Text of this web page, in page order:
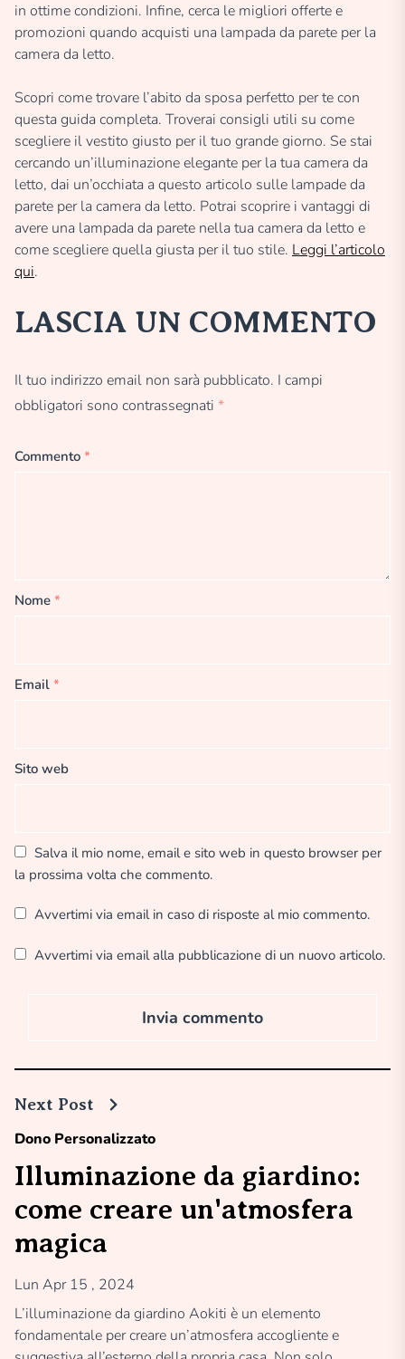
in ottime condizioni. Infine, cerca le migliori offerte e
promozioni quando acquisti una lampada da parete per la
camera da letto.
Scopri come trovare l’abito da sposa perfetto per te con
questa guida completa. Troverai consigli utili su come
scegliere il vestito giusto per il tuo grande giorno. Se stai
cercando un’illuminazione elegante per la tua camera da
letto, dai un’occhiata a questo articolo sulle lampade da
parete per la camera da letto. Potrai scoprire i vantaggi di
avere una lampada da parete nella tua camera da letto e
come scegliere quella giusta per il tuo stile. Leggi l’articolo
qui.
LASCIA UN COMMENTO
Il tuo indirizzo email non sarà pubblicato. I campi
obbligatori sono contrassegnati *
Commento *
Nome *
Email *
Sito web
Salva il mio nome, email e sito web in questo browser per
la prossima volta che commento.
Avvertimi via email in caso di risposte al mio commento.
Avvertimi via email alla pubblicazione di un nuovo articolo.
Next Post
Dono Personalizzato
Illuminazione da giardino:
come creare un'atmosfera
magica
Lun Apr 15 , 2024
L’illuminazione da giardino Aokiti è un elemento
fondamentale per creare un’atmosfera accogliente e